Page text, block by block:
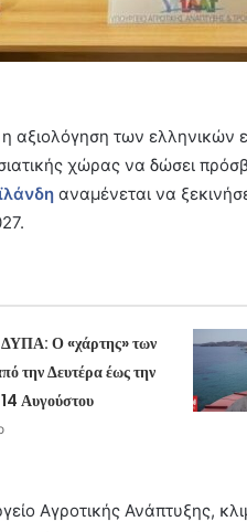
αξιολόγηση των ελληνικών
χώρας να δώσει
αναμένεται να
Ο «χάρτης» των
την Δευτέρα έως την
Αυγούστου
Αγροτικής Ανάπτυξης,